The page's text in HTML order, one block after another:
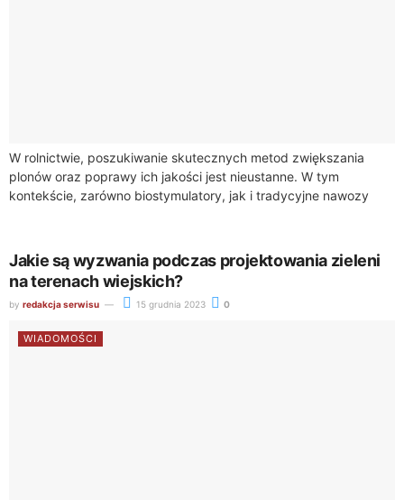
W rolnictwie, poszukiwanie skutecznych metod zwiększania
plonów oraz poprawy ich jakości jest nieustanne. W tym
kontekście, zarówno biostymulatory, jak i tradycyjne nawozy
Jakie są wyzwania podczas projektowania zieleni
na terenach wiejskich?
by redakcja serwisu 15 grudnia 2023 0
WIADOMOŚCI